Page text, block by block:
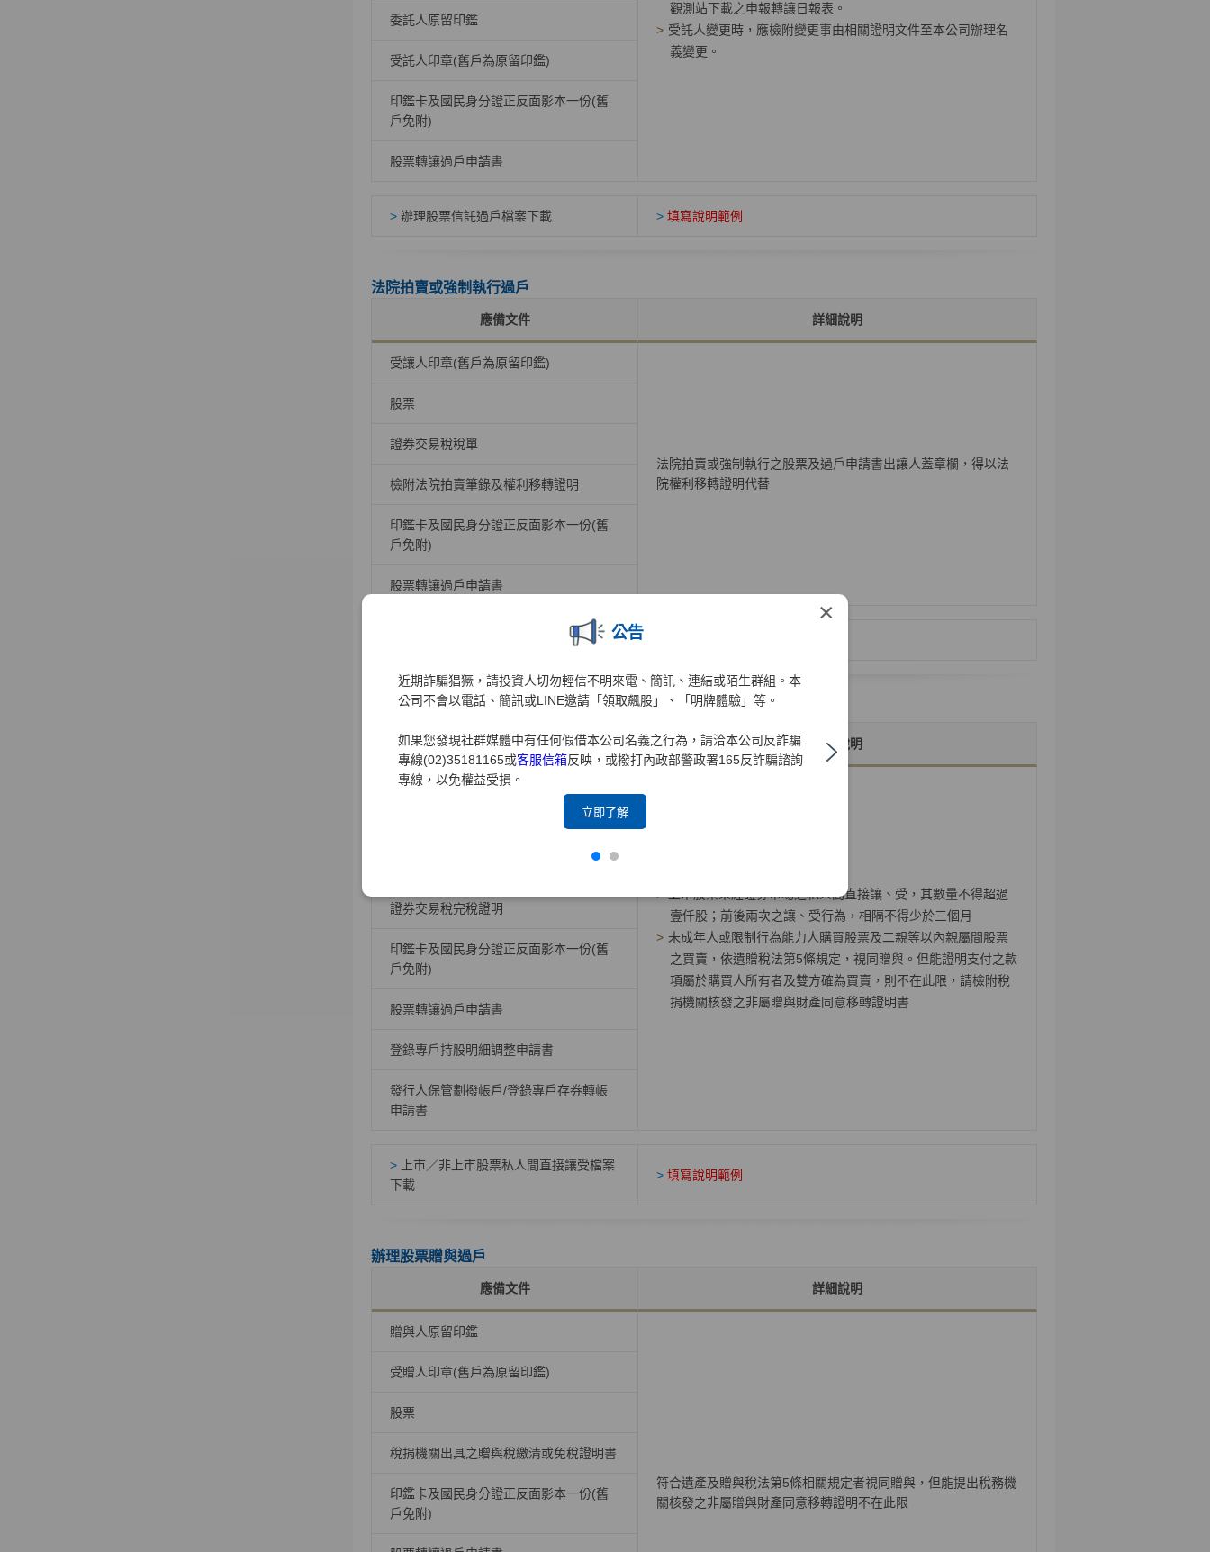
×
公告
近期詐騙猖獗，請投資人切勿輕信不明來電、簡訊、連結或陌生群組。本
公司不會以電話、簡訊或LINE邀請「領取飆股」、「明牌體驗」等。
如果您發現社群媒體中有任何假借本公司名義之行為，請洽本公司反詐騙
專線(02)35181165或客服信箱反映，或撥打內政部警政署165反詐騙諮詢
專線，以免權益受損。
立即了解
觀測站下載之申報轉讓日報表。
> 受託人變更時，應檢附變更事由相關證明文件至本公司辦理名
義變更。
委託人原留印鑑
受託人印章(舊戶為原留印鑑)
印鑑卡及國民身分證正反面影本一份(舊
戶免附)
股票轉讓過戶申請書
> 辦理股票信託過戶檔案下載 > 填寫說明範例
法院拍賣或強制執行過戶
應備文件 詳細說明
受讓人印章(舊戶為原留印鑑)
法院拍賣或強制執行之股票及過戶申請書出讓人蓋章欄，得以法
院權利移轉證明代替
股票
證券交易稅稅單
檢附法院拍賣筆錄及權利移轉證明
印鑑卡及國民身分證正反面影本一份(舊
戶免附)
股票轉讓過戶申請書
法院拍賣或強制執行過戶檔案下載
上市／非上市股票私人間直接讓受
應備文件 詳細說明
出讓人原留印鑑(已蓋妥者免)
> 上市股票未經證券市場之私人間直接讓、受，其數量不得超過
壹仟股；前後兩次之讓、受行為，相隔不得少於三個月
> 未成年人或限制行為能力人購買股票及二親等以內親屬間股票
之買賣，依遺贈稅法第5條規定，視同贈與。但能證明支付之款
項屬於購買人所有者及雙方確為買賣，則不在此限，請檢附稅
捐機關核發之非屬贈與財產同意移轉證明書
證券交易稅完稅證明
印鑑卡及國民身分證正反面影本一份(舊
戶免附)
股票轉讓過戶申請書
登錄專戶持股明細調整申請書
發行人保管劃撥帳戶/登錄專戶存券轉帳
申請書
>
上市／非上市股票私人間直接讓受檔案
下載
> 填寫說明範例
辦理股票贈與過戶
應備文件 詳細說明
贈與人原留印鑑
符合遺產及贈與稅法第5條相關規定者視同贈與，但能提出稅務機
關核發之非屬贈與財產同意移轉證明不在此限
受贈人印章(舊戶為原留印鑑)
股票
稅捐機關出具之贈與稅繳清或免稅證明書
印鑑卡及國民身分證正反面影本一份(舊
戶免附)